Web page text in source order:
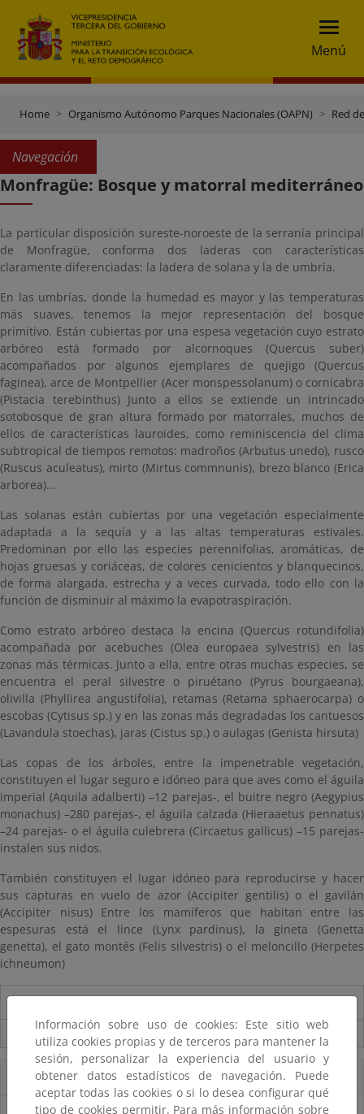
Menú
Home Organismo Autónomo Parques Nacionales (OAPN) Red
Navegación
Monfragüe: Bosque y matorral mediterráneo
La particular disposición sureste-noroeste de la serranía principal
de Monfragüe, conforma dos laderas con características
claramente diferenciadas: la ladera de solana y la de umbría.
En las umbrías, donde la humedad es mayor y las temperaturas
más suaves, tenemos la mejor representación del bosque
primitivo. Están cubiertas por una espesa vegetación cuyo estrato
arbóreo está formado por alcornoques (Quercus suber)
acompañados por algunos ejemplares de quejigo (Quercus
faginea), arce de Montpellier (Acer monspessolanum) o cornicabra
(Pistacia terebinthus) Junto a ellos se extiende un intrincado
sotobosque de gran altura formado por matorrales, muchos de
ellos de características lauroides, como reminiscencia del clima
subtropical de tiempos remotos: madroños (Arbutus unedo), rusco
(Ruscus aculeatus), mirto (Mirtus commnunis), brezo blanco (Erica
arborea)...
Las solanas están cubiertas por una vegetación especialmente
adaptada a la sequía y a las altas temperaturas estivales.
Predominan por ello las especies perennifolias, aromáticas, de
hojas gruesas y coriáceas, de colores cenicientos y blanquecinos,
de forma alargada, estrecha y a veces curvada, todo ello con la
función de disminuir al máximo la evapotraspiración.
Como estrato arbóreo destaca la encina (Quercus rotundifolia)
acompañada por acebuches (Olea europaea sylvestris) en las
zonas más térmicas. Junto a ella, entre otras muchas especies, se
encuentra el peral silvestre o piruétano (Pyrus bourgaeana),
olivilla (Phyllirea angustifolia), retamas (Retama sphaerocarpa) o
escobas (Cytisus sp.) y en las zonas más degradadas los cantuesos
(Lavandula stoechas), jaras (Cistus sp.) o aulagas (Genista hirsuta)
Las copas de los árboles, entre la impenetrable vegetación,
constituyen el lugar seguro e idóneo para que aves como el águila
imperial (Aquila adalberti) –12 parejas-, el buitre negro (Aegypius
monachus) –280 parejas-, el águila calzada (Hieraaetus pennatus)
–24 parejas- o el águila culebrera (Circaetus gallicus) –15 parejas-
instalen sus nidos.
También constituyen el lugar idóneo para reproducirse y hacer
sus capturas en vuelo de azor (Accipiter gentilis) o el gavilán
(Accipiter nisus) Entre los mamíferos que habitan entre las
espesuras está el lince (Lynx pardinus), la gineta (Genetta
genetta), el gato montés (Felis silvestris) o el meloncillo (Herpetes
ichneumon)
Usos compatibles
Accesos Directos
Información sobre uso de cookies: Este sitio web
utiliza cookies propias y de terceros para mantener la
sesión, personalizar la experiencia del usuario y
obtener datos estadísticos de navegación. Puede
aceptar todas las cookies o si lo desea configurar qué
tipo de cookies permitir. Para más información sobre